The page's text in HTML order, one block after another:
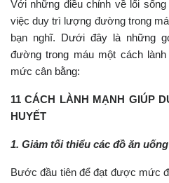
Với những điều chỉnh về lối
việc duy trì lượng đường trong
bạn nghĩ.
Dưới đây là những
đường trong máu một cách
mức cân bằng:
11 CÁCH LÀNH MẠNH GIÚP
HUYẾT
1. Giảm tối thiểu các đồ ăn
Bước đầu tiên để đạt được mức